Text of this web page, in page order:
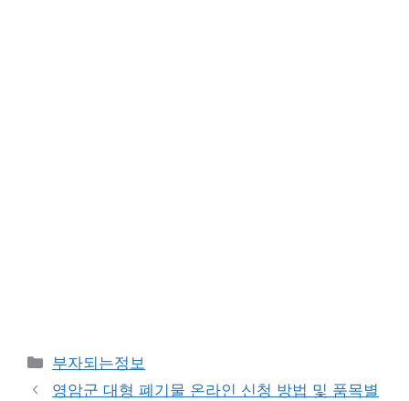
카
테
부자되는정보
영암군 대형 폐기물 온라인 신청 방법 및 품목별